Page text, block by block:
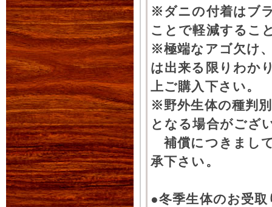
※ダニの付着はブ
ことで軽減するこ
※極端なアゴ欠け
は出来る限りわか
上ご購入下さい。
※野外生体の種判
となる場合がござ
補償につきまし
承下さい。
●冬季生体のお受